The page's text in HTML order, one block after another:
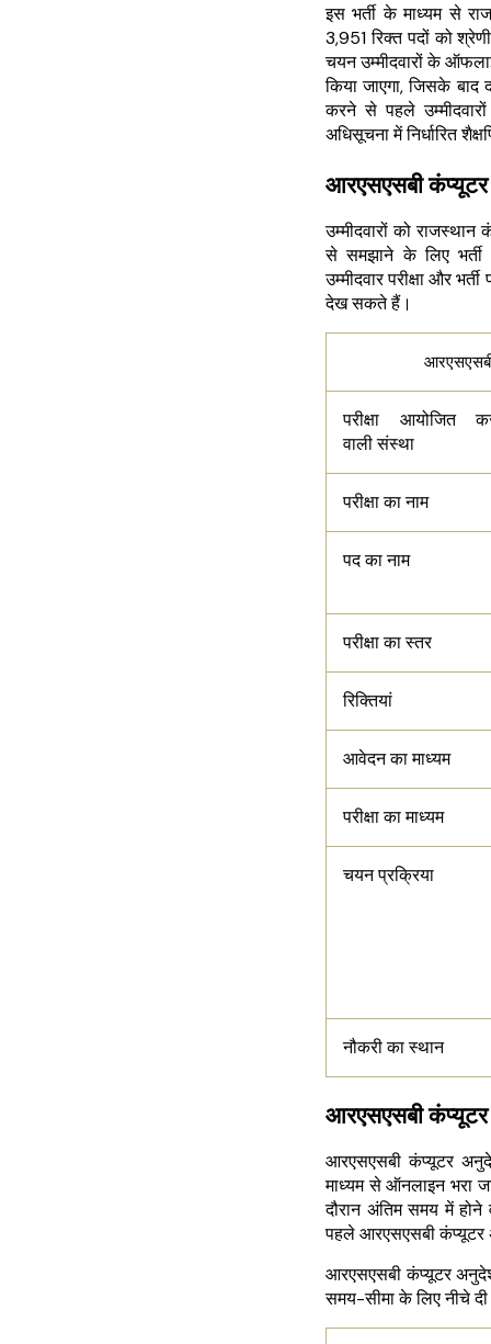
इस भर्ती के माध्यम से
3,951 रिक्त पदों को
चयन उम्मीदवारों के
किया जाएगा, जिसके
करने से पहले
अधिसूचना में निर्धारित
आरएसएसबी
उम्मीदवारों को
से समझाने के लिए भर्ती
उम्मीदवार परीक्षा और
देख सकते हैं।
परीक्षा आयोजित
वाली संस्था
परीक्षा का नाम
पद का नाम
परीक्षा का स्तर
रिक्तियां
आवेदन का माध्यम
परीक्षा का माध्यम
चयन प्रक्रिया
नौकरी का स्थान
आरएसएसबी
आरएसएसबी कंप्यूटर
माध्यम से ऑनलाइन भरा
दौरान अंतिम समय में
पहले आरएसएसबी
आरएसएसबी कंप्यूटर
समय-सीमा के लिए नीचे